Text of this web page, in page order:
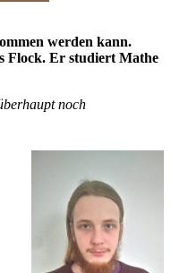
werden kann.
Flock. Er studiert Mathe
noch